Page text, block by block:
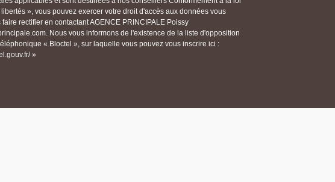
», vous pouvez exercer votre droit d'accès aux données vous
rectifier en contactant AGENCE PRINCIPALE Poissy
Nous vous informons de l'existence de la liste d'opposition
« Bloctel », sur laquelle vous pouvez vous inscrire ici :
»